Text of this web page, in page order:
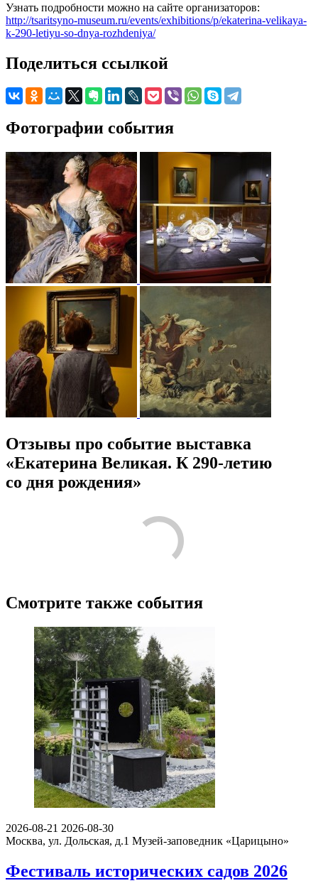
Узнать подробности можно на сайте организаторов:
http://tsaritsyno-museum.ru/events/exhibitions/p/ekaterina-velikaya-
k-290-letiyu-so-dnya-rozhdeniya/
Поделиться ссылкой
Фотографии события
Отзывы про событие выставка
«Екатерина Великая. К 290-летию
со дня рождения»
Пожалуйста, оставьте подробный отзыв или комментарий,
чтобы другим людям было проще принять решение по поводу
посещения! Расскажите о том, что стоит знать тем, кто только
планирует посещение.
Поделитесь с своими впечатлениями от посещения. Напишите
о том, что вам понравилось, а что нет, что запомнилось, что
показалось интересным или необычным. Если вы ходили с
детьми, расскажите об их впечатлениях.
Будьте корректны, и соблюдайте правила приличия.
Смотрите также события